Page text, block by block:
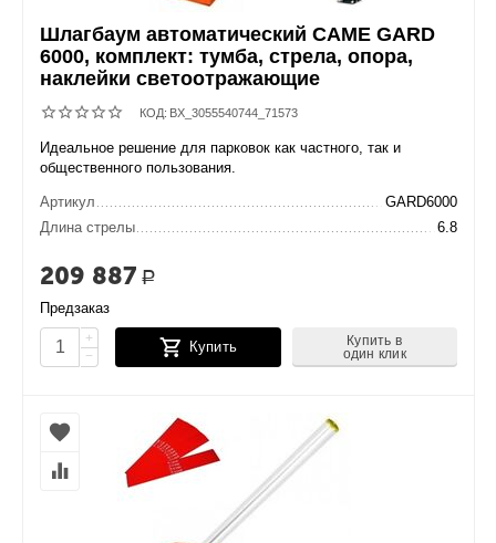
Шлагбаум автоматический CAME GARD
6000, комплект: тумба, стрела, опора,
наклейки светоотражающие
КОД: BX_3055540744_71573
Идеальное решение для парковок как частного, так и
общественного пользования.
Артикул
GARD6000
Длина стрелы
6.8
209 887 Р
Предзаказ
+
−
Купить
Купить в
один клик